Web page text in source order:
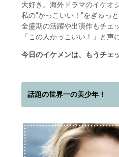
大好き。海外ドラマのイケオ
私の“かっこいい！”をぎゅっと
全盛期の活躍や出演作もチェ
「この人かっこいい！」と声
今日のイケメンは、もうチェ
話題の世界一の美少年！